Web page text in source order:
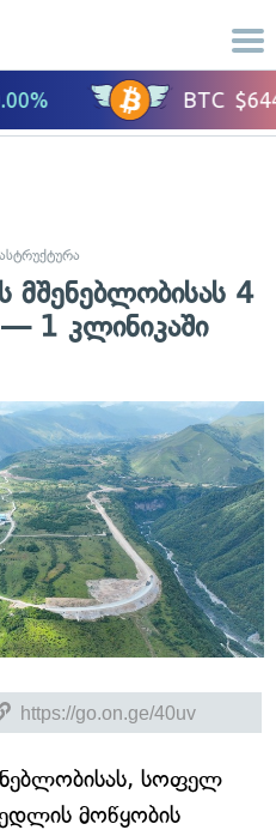
მშენებლობისას 4
— 1 კლინიკაში
სოფელ
მოწყობის